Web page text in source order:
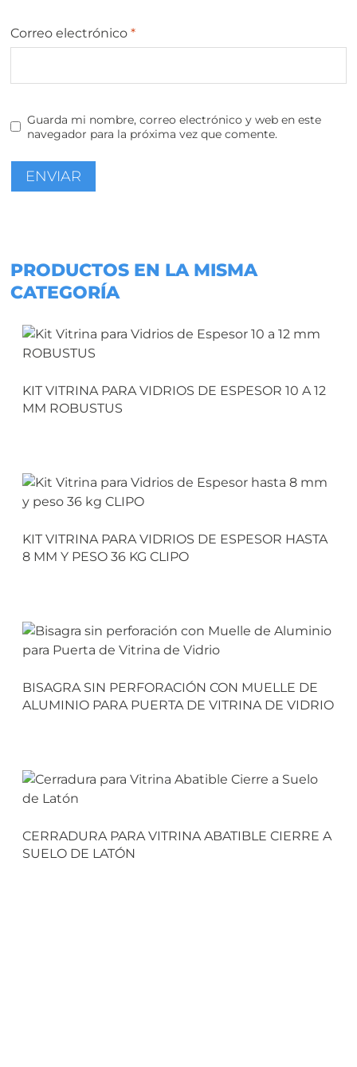
Correo electrónico *
Guarda mi nombre, correo electrónico y web en este
navegador para la próxima vez que comente.
PRODUCTOS EN LA MISMA
CATEGORÍA
KIT VITRINA PARA VIDRIOS DE ESPESOR 10 A 12
MM ROBUSTUS
KIT VITRINA PARA VIDRIOS DE ESPESOR HASTA
8 MM Y PESO 36 KG CLIPO
BISAGRA SIN PERFORACIÓN CON MUELLE DE
ALUMINIO PARA PUERTA DE VITRINA DE VIDRIO
CERRADURA PARA VITRINA ABATIBLE CIERRE A
SUELO DE LATÓN